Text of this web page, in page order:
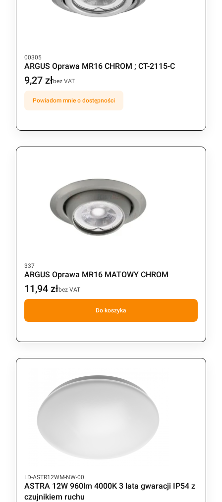
Kod produktu
00305
ARGUS Oprawa MR16 CHROM ; CT-2115-C
Cena
9,27 złbez VAT
Powiadom mnie o dostępności
Kod produktu
337
ARGUS Oprawa MR16 MATOWY CHROM
Cena
11,94 złbez VAT
Do koszyka
Kod produktu
LD-ASTR12WM-NW-00
ASTRA 12W 960lm 4000K 3 lata gwaracji IP54 z
czujnikiem ruchu